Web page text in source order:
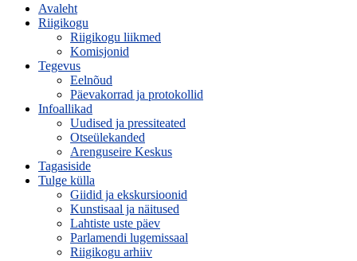
Avaleht
Riigikogu
Riigikogu liikmed
Komisjonid
Tegevus
Eelnõud
Päevakorrad ja protokollid
Infoallikad
Uudised ja pressiteated
Otseülekanded
Arenguseire Keskus
Tagasiside
Tulge külla
Giidid ja ekskursioonid
Kunstisaal ja näitused
Lahtiste uste päev
Parlamendi lugemissaal
Riigikogu arhiiv